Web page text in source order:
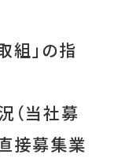
組」の指
（当社募
接募集業